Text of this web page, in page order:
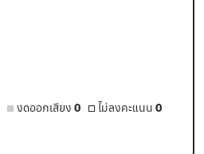
งดออกเสียง 0 ไม่ลงคะแนน 0